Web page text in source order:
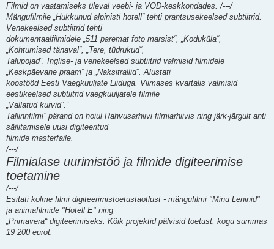
Filmid on vaatamiseks üleval veebi- ja VOD-keskkondades. /---/
Mängufilmile „Hukkunud alpinisti hotell“ tehti prantsusekeelsed subtiitrid.
Venekeelsed subtiitrid tehti
dokumentaalfilmidele „511 paremat foto marsist“, „Koduküla“,
„Kohtumised tänaval“, „Tere, tüdrukud“,
Talupojad“. Inglise- ja venekeelsed subtiitrid valmisid filmidele
„Keskpäevane praam“ ja „Naksitrallid“. Alustati
koostööd Eesti Vaegkuuljate Liiduga. Viimases kvartalis valmisid
eestikeelsed subtiitrid vaegkuuljatele filmile
„Vallatud kurvid“.“
Tallinnfilmi” pärand on hoiul Rahvusarhiivi filmiarhiivis ning järk-järgult anti
säilitamisele uusi digiteeritud
filmide masterfaile.
/---/
Filmialase uurimistöö ja filmide digiteerimise
toetamine
/---/
Esitati kolme filmi digiteerimistoetustaotlust - mängufilmi "Minu Leninid"
ja animafilmide "Hotell E" ning
„Primavera“ digiteerimiseks. Kõik projektid pälvisid toetust, kogu summas
19 200 eurot.